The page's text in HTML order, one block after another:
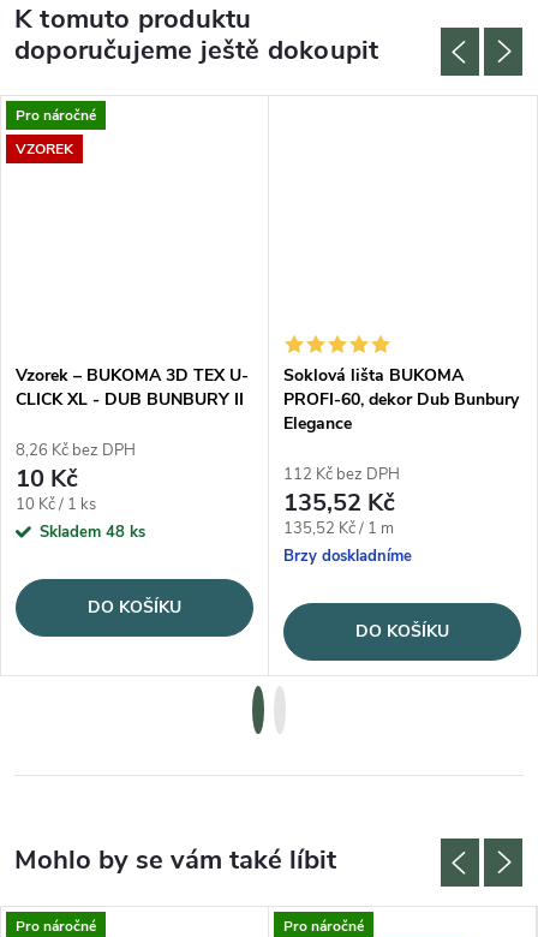
K tomuto produktu
doporučujeme ještě dokoupit
Pro náročné
VZOREK
Vzorek – BUKOMA 3D TEX U-
CLICK XL - DUB BUNBURY II
8,26 Kč bez DPH
10 Kč
Měrná cena:
10 Kč / 1 ks
Skladem 48 ks
DO KOŠÍKU
Soklová lišta BUKOMA
PROFI-60, dekor Dub Bunbury
Elegance
112 Kč bez DPH
135,52 Kč
Měrná cena:
135,52 Kč / 1 m
Brzy doskladníme
DO KOŠÍKU
Pro náročné
Pro náročné